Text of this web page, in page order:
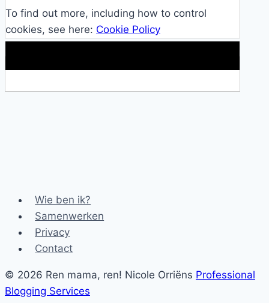
To find out more, including how to control
cookies, see here: Cookie Policy
Wie ben ik?
Samenwerken
Privacy
Contact
© 2026 Ren mama, ren! Nicole Orriëns Professional
Blogging Services